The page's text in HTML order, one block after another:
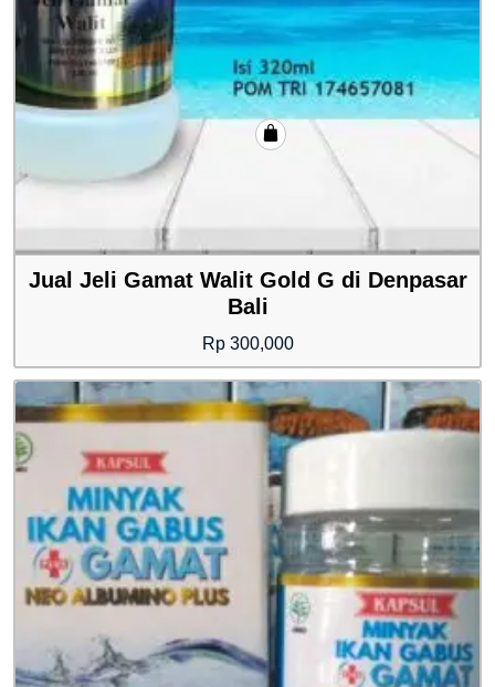
Jual Jeli Gamat Walit Gold G di Denpasar
Bali
Rp300,000